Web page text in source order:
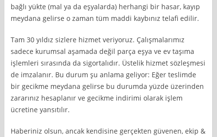
bağlı yükte (mal ya da eşyalarda) herhangi bir hasar, kayıp
meydana gelirse o zaman tüm maddi kaybınız telafi edilir.
Tam 30 yıldız sizlere hizmet veriyoruz. Çalışmalarımız
sadece kurumsal aşamada değil parça eşya ve ev taşıma
işlemleri sırasında da sigortalıdır. Üstelik hizmet sözleşmesi
de imzalanır. Bu durum şu anlama geliyor: Eğer teslimde
bir gecikme meydana gelirse bu durumda yüzde üzerinden
zararınız hesaplanır ve gecikme indirimi olarak işlem
ücretine yansıtılır.
Haberiniz olsun, ancak kendisine gerçekten güvenen, ekip &